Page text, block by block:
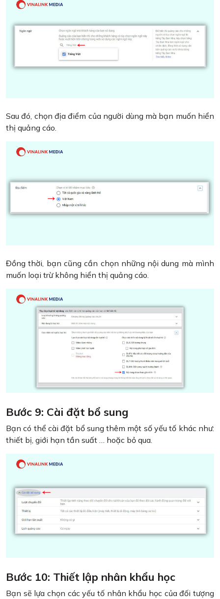
Sau đó, chọn địa điểm của người dùng mà bạn muốn hiển
thị quảng cáo.
Đồng thời, bạn cũng cần chọn những nội dung mà mình
muốn loại trừ không hiển thị quảng cáo.
Bước 9: Cài đặt bổ sung
Bạn có thể cài đặt bổ sung thêm một số yếu tố khác như:
thiết bị, giới hạn tần suất … hoặc bỏ qua.
Bước 10: Thiết lập nhân khẩu học
Bạn sẽ lựa chọn các yếu tố nhân khẩu học của đối tượng